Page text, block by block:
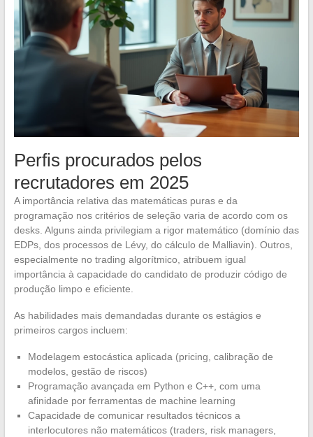
Perfis procurados pelos
recrutadores em 2025
A importância relativa das matemáticas puras e da
programação nos critérios de seleção varia de acordo com os
desks. Alguns ainda privilegiam a rigor matemático (domínio das
EDPs, dos processos de Lévy, do cálculo de Malliavin). Outros,
especialmente no trading algorítmico, atribuem igual
importância à capacidade do candidato de produzir código de
produção limpo e eficiente.
As habilidades mais demandadas durante os estágios e
primeiros cargos incluem:
Modelagem estocástica aplicada (pricing, calibração de
modelos, gestão de riscos)
Programação avançada em Python e C++, com uma
afinidade por ferramentas de machine learning
Capacidade de comunicar resultados técnicos a
interlocutores não matemáticos (traders, risk managers,